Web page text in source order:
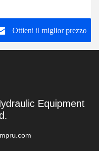
Ottieni il miglior prezzo
Equipment